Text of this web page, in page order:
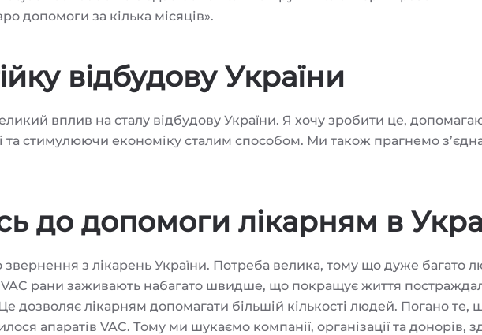
допомоги за кілька місяців».
відбудову України
вплив на сталу відбудову України. Я хочу зробити це,
та стимулюючи економіку сталим способом. Ми також прагнемо
до допомоги лікарням в
з лікарень України. Потреба велика, тому що дуже багато
рани заживають набагато швидше, що покращує життя
дозволяє лікарням допомагати більшій кількості людей. Погано те,
апаратів VAC. Тому ми шукаємо компанії, організації та донорів,